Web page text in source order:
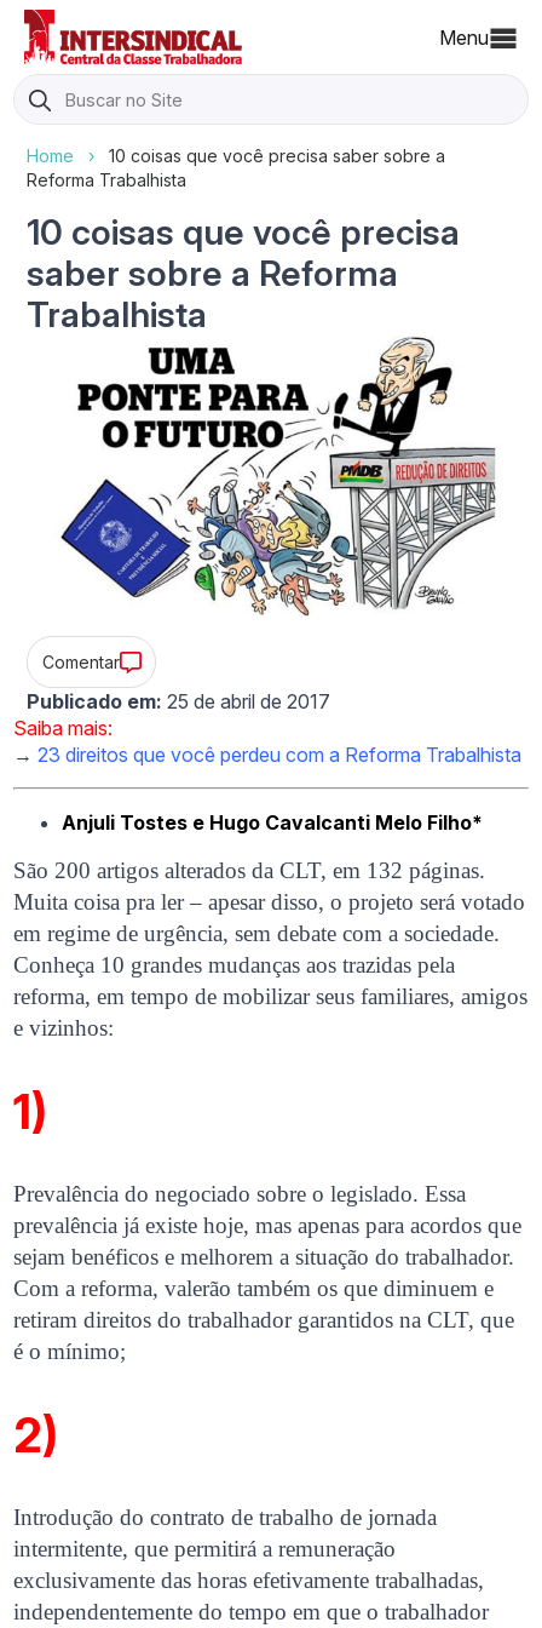
Menu
Search
for:
Home ›
10 coisas que você precisa saber sobre a
Reforma Trabalhista
10 coisas que você precisa
saber sobre a Reforma
Trabalhista
Comentar
Publicado em: 25 de abril de 2017
Saiba mais:
→23 direitos que você perdeu com a Reforma Trabalhista
Anjuli Tostes e Hugo Cavalcanti Melo Filho*
São 200 artigos alterados da CLT, em 132 páginas.
Muita coisa pra ler – apesar disso, o projeto será votado
em regime de urgência, sem debate com a sociedade.
Conheça 10 grandes mudanças aos trazidas pela
reforma, em tempo de mobilizar seus familiares, amigos
e vizinhos:
1)
Prevalência do negociado sobre o legislado. Essa
prevalência já existe hoje, mas apenas para acordos que
sejam benéficos e melhorem a situação do trabalhador.
Com a reforma, valerão também os que diminuem e
retiram direitos do trabalhador garantidos na CLT, que
é o mínimo;
2)
Introdução do contrato de trabalho de jornada
intermitente, que permitirá a remuneração
exclusivamente das horas efetivamente trabalhadas,
independentemente do tempo em que o trabalhador